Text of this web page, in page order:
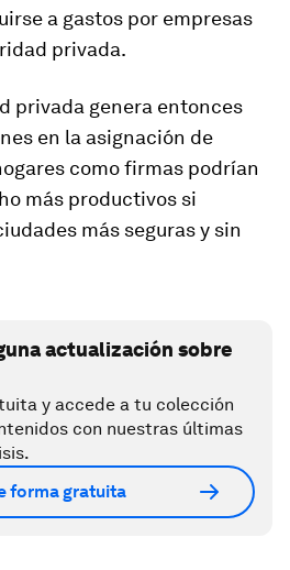
a gastos por empresas
privada.
privada genera entonces
en la asignación de
como firmas podrían
más productivos si
más seguras y sin
actualización sobre
y accede a tu colección
con nuestras últimas
forma gratuita